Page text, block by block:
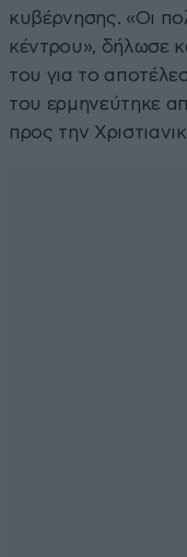
κυβέρνησης. «Οι
κέντρου», δήλωσε
του για το
του ερμηνεύτηκε
προς την